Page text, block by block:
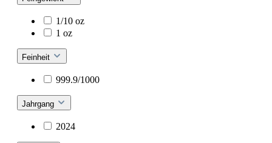
1/10 oz
1 oz
Feinheit
999.9/1000
Jahrgang
2024